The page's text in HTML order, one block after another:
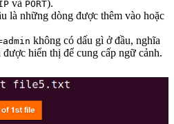
và PORT).
là những dòng được thêm vào hoặc
không có dấu gì ở đầu, nghĩa
hiển thị để cung cấp ngữ cảnh.